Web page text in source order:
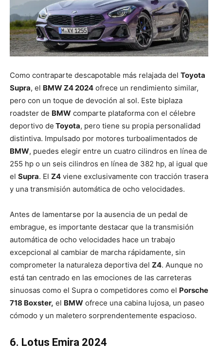
Como contraparte descapotable más relajada del Toyota
Supra, el BMW Z4 2024 ofrece un rendimiento similar,
pero con un toque de devoción al sol. Este biplaza
roadster de BMW comparte plataforma con el célebre
deportivo de Toyota, pero tiene su propia personalidad
distintiva. Impulsado por motores turboalimentados de
BMW, puedes elegir entre un cuatro cilindros en línea de
255 hp o un seis cilindros en línea de 382 hp, al igual que
el Supra. El Z4 viene exclusivamente con tracción trasera
y una transmisión automática de ocho velocidades.
Antes de lamentarse por la ausencia de un pedal de
embrague, es importante destacar que la transmisión
automática de ocho velocidades hace un trabajo
excepcional al cambiar de marcha rápidamente, sin
comprometer la naturaleza deportiva del Z4. Aunque no
está tan centrado en las emociones de las carreteras
sinuosas como el Supra o competidores como el Porsche
718 Boxster, el BMW ofrece una cabina lujosa, un paseo
cómodo y un maletero sorprendentemente espacioso.
6. Lotus Emira 2024